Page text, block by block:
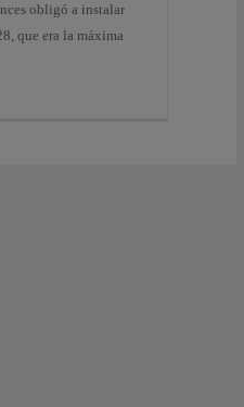
obligó a instalar
que era la máxima